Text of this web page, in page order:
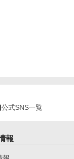
公式SNS一覧
報